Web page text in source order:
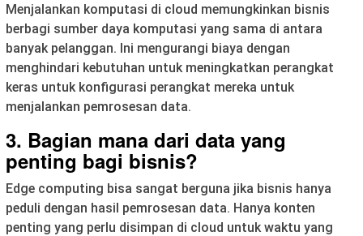
Menjalankan komputasi di cloud memungkinkan bisnis
berbagi sumber daya komputasi yang sama di antara
banyak pelanggan. Ini mengurangi biaya dengan
menghindari kebutuhan untuk meningkatkan perangkat
keras untuk konfigurasi perangkat mereka untuk
menjalankan pemrosesan data.
3. Bagian mana dari data yang
penting bagi bisnis?
Edge computing bisa sangat berguna jika bisnis hanya
peduli dengan hasil pemrosesan data. Hanya konten
penting yang perlu disimpan di cloud untuk waktu yang